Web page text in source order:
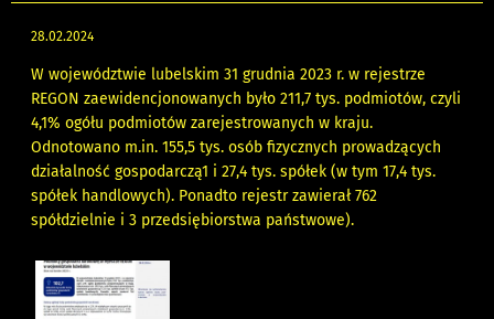
28.02.2024
W województwie lubelskim 31 grudnia 2023 r. w rejestrze
REGON zaewidencjonowanych było 211,7 tys. podmiotów, czyli
4,1% ogółu podmiotów zarejestrowanych w kraju.
Odnotowano m.in. 155,5 tys. osób fizycznych prowadzących
działalność gospodarczą1 i 27,4 tys. spółek (w tym 17,4 tys.
spółek handlowych). Ponadto rejestr zawierał 762
spółdzielnie i 3 przedsiębiorstwa państwowe).